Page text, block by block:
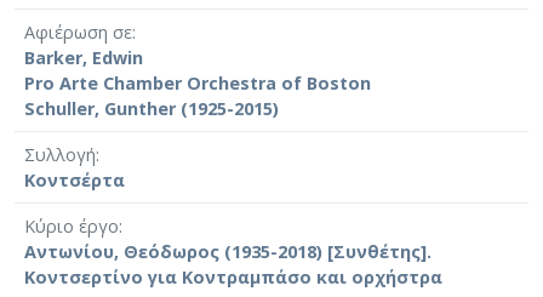
Αφιέρωση σε
Barker, Edwin
Pro Arte Chamber Orchestra of Boston
Schuller, Gunther (1925-2015)
Συλλογή
Κοντσέρτα
Κύριο έργο
Αντωνίου, Θεόδωρος (1935-2018) [Συνθέτης].
Κοντσερτίνο για Κοντραμπάσο και ορχήστρα